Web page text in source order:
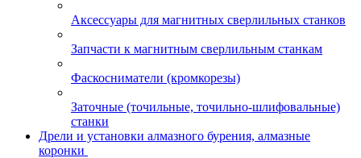
Аксессуары для магнитных сверлильных станков
Запчасти к магнитным сверлильным станкам
Фаскосниматели (кромкорезы)
Заточные (точильные, точильно-шлифовальные)
станки
Дрели и установки алмазного бурения, алмазные
коронки